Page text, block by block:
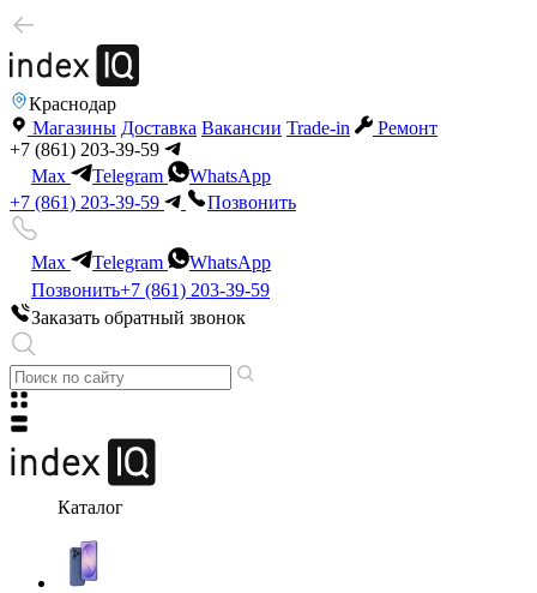
Краснодар
Магазины Доставка Вакансии Trade-in
Ремонт
+7 (861) 203-39-59
Max
Telegram
WhatsApp
+7 (861) 203-39-59
Позвонить
Max Telegram
WhatsApp
Позвонить+7 (861) 203-39-59
Заказать обратный звонок
Каталог